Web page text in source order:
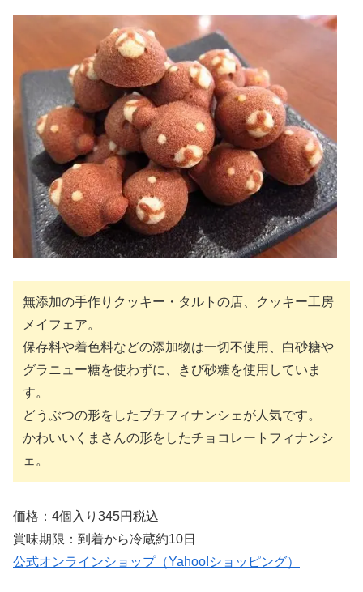
無添加の手作りクッキー・タルトの店、クッキー工房
メイフェア。
保存料や着色料などの添加物は一切不使用、白砂糖や
グラニュー糖を使わずに、きび砂糖を使用していま
す。
どうぶつの形をしたプチフィナンシェが人気です。
かわいいくまさんの形をしたチョコレートフィナンシ
ェ。
価格：4個入り345円税込
賞味期限：到着から冷蔵約10日
公式オンラインショップ（Yahoo!ショッピング）